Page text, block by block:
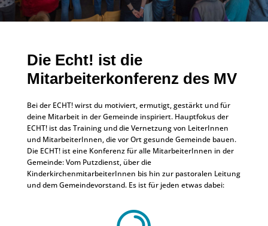
Die Echt! ist die
Mitarbeiterkonferenz des MV
Bei der ECHT! wirst du motiviert, ermutigt, gestärkt und für
deine Mitarbeit in der Gemeinde inspiriert. Hauptfokus der
ECHT! ist das Training und die Vernetzung von LeiterInnen
und MitarbeiterInnen, die vor Ort gesunde Gemeinde bauen.
Die ECHT! ist eine Konferenz für alle MitarbeiterInnen in der
Gemeinde: Vom Putzdienst, über die
KinderkirchenmitarbeiterInnen bis hin zur pastoralen Leitung
und dem Gemeindevorstand. Es ist für jeden etwas dabei: